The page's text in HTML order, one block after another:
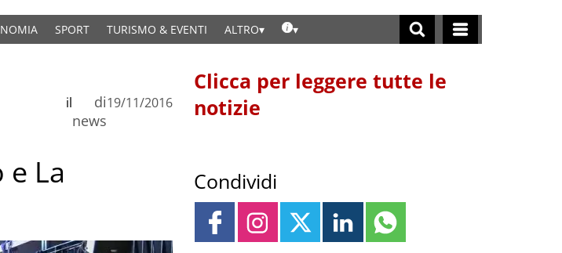
SPORT TURISMO & EVENTI ALTRO
di
news
il 19/11/2016
e La
Clicca per leggere tutte le
notizie
Condividi